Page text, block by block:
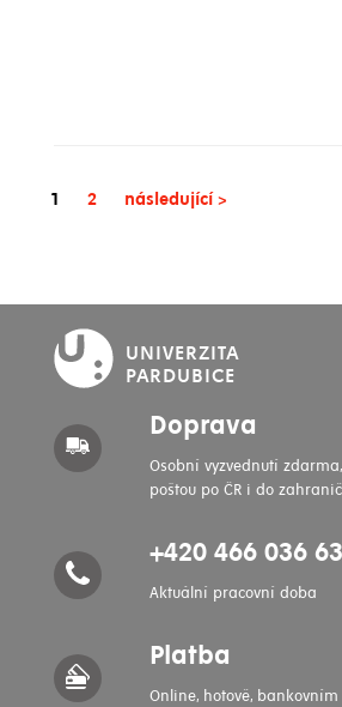
1 (current)
2(current)
následující >
UNIVERZITA
PARDUBICE
Doprava
Osobní vyzvednutí
poštou po ČR i do
+420 466 036
Aktuální pracovní doba
Platba
Online, hotově, bankovním